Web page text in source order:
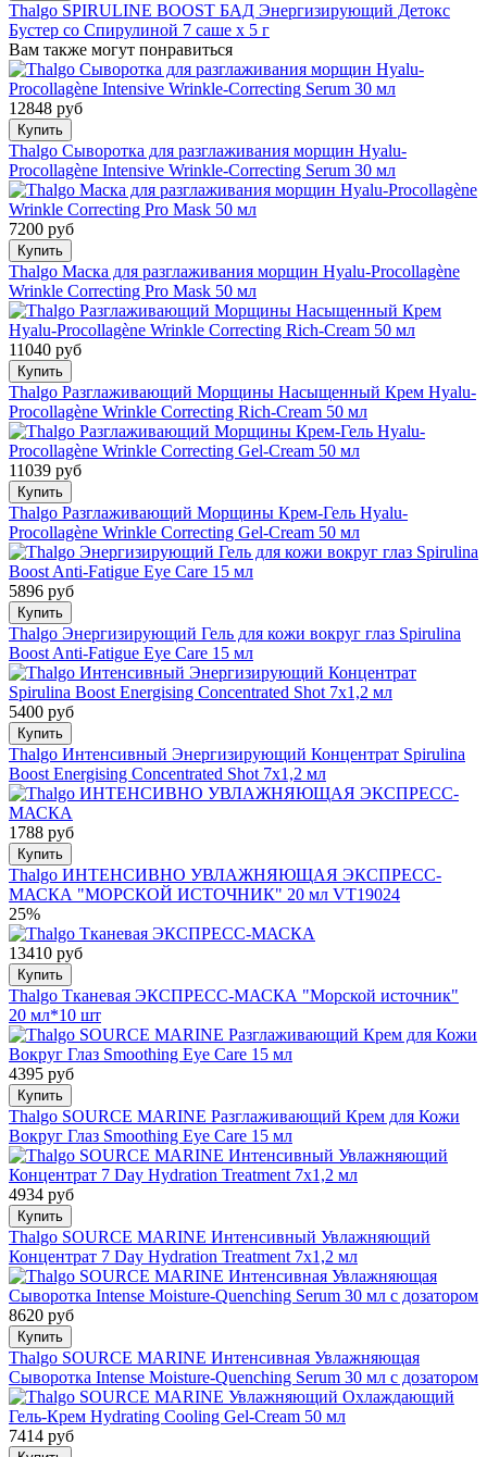
Thalgo SPIRULINE BOOST БАД Энергизирующий Детокс
Бустер со Спирулиной 7 саше х 5 г
Вам также могут понравиться
12848 руб
Купить
Thalgo Сыворотка для разглаживания морщин Hyalu-
Procollagène Intensive Wrinkle-Correcting Serum 30 мл
7200 руб
Купить
Thalgo Маска для разглаживания морщин Hyalu-Procollagène
Wrinkle Correcting Pro Mask 50 мл
11040 руб
Купить
Thalgo Разглаживающий Морщины Насыщенный Крем Hyalu-
Procollagène Wrinkle Correcting Rich-Cream 50 мл
11039 руб
Купить
Thalgo Разглаживающий Морщины Крем-Гель Hyalu-
Procollagène Wrinkle Correcting Gel-Cream 50 мл
5896 руб
Купить
Thalgo Энергизирующий Гель для кожи вокруг глаз Spirulina
Boost Anti-Fatigue Eye Care 15 мл
5400 руб
Купить
Thalgo Интенсивный Энергизирующий Концентрат Spirulina
Boost Energising Concentrated Shot 7x1,2 мл
1788 руб
Купить
Thalgo ИНТЕНСИВНО УВЛАЖНЯЮЩАЯ ЭКСПРЕСС-
МАСКА "МОРСКОЙ ИСТОЧНИК" 20 мл VT19024
25%
13410 руб
Купить
Thalgo Тканевая ЭКСПРЕСС-МАСКА "Морской источник"
20 мл*10 шт
4395 руб
Купить
Thalgo SOURCE MARINE Разглаживающий Крем для Кожи
Вокруг Глаз Smoothing Eye Care 15 мл
4934 руб
Купить
Thalgo SOURCE MARINE Интенсивный Увлажняющий
Концентрат 7 Day Hydration Treatment 7x1,2 мл
8620 руб
Купить
Thalgo SOURCE MARINE Интенсивная Увлажняющая
Сыворотка Intense Moisture-Quenching Serum 30 мл с дозатором
7414 руб